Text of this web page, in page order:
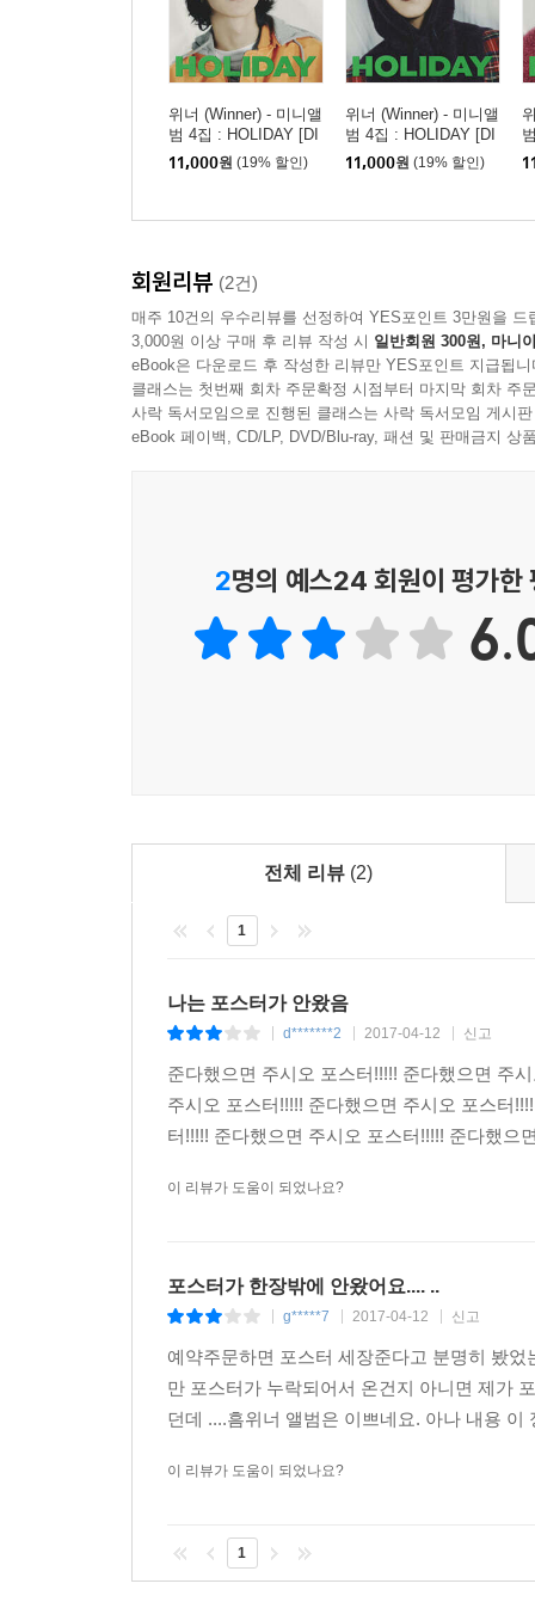
위너 (Winner) - 미니앨
범 4집 : HOLIDAY [DI
GIPACK ver.][HOONY
ver.]
11,000원 (19% 할인)
위너 (Winner) - 미니앨
범 4집 : HOLIDAY [DI
GIPACK ver.][MINO ve
11,000원 (19% 할인)
회원리뷰 (2건)
매주 10건의 우수리뷰를 선정하여 YES포인트 3만원을 드
3,000원 이상 구매 후 리뷰 작성 시 일반회원 300원, 마니
eBook은 다운로드 후 작성한 리뷰만 YES포인트 지급됩니
클래스는 첫번째 회차 주문확정 시점부터 마지막 회차 주
사락 독서모임으로 진행된 클래스는 사락 독서모임 게시
eBook 페이백, CD/LP, DVD/Blu-ray, 패션 및 판매금지 상
2명의 예스24 회원이 평가한
전체 리뷰 (2)
1
나는 포스터가 안왔음
d*******2 2017-04-12 신고
준다했으면 주시오 포스터!!!!! 준다했으면 주
주시오 포스터!!!!! 준다했으면 주시오 포스터
터!!!!! 준다했으면 주시오 포스터!!!!! 준다했으
이 리뷰가 도움이 되었나요?
포스터가 한장밖에 안왔어요.... ..
g*****7 2017-04-12 신고
예약주문하면 포스터 세장준다고 분명히 봤
만 포스터가 누락되어서 온건지 아니면 제가
던데 ....흠위너 앨범은 이쁘네요. 아나 내용
이 리뷰가 도움이 되었나요?
1